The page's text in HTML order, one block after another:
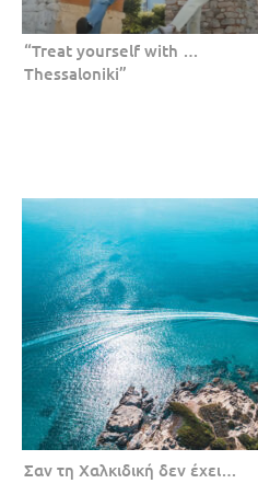
“Treat yourself with …
Thessaloniki”
Σαν τη Χαλκιδική δεν έχει…